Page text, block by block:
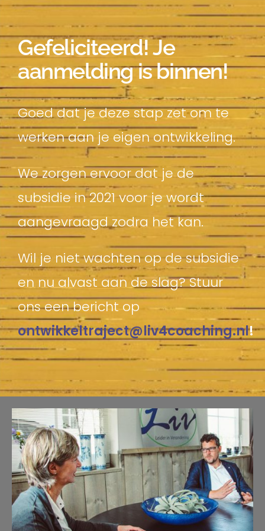
Gefeliciteerd! Je
aanmelding is binnen!
Goed dat je deze stap zet om te
werken aan je eigen ontwikkeling.
We zorgen ervoor dat je de
subsidie in 2021 voor je wordt
aangevraagd zodra het kan.
Wil je niet wachten op de subsidie
en nu alvast aan de slag? Stuur
ons een bericht op
ontwikkeltraject@liv4coaching.nl!